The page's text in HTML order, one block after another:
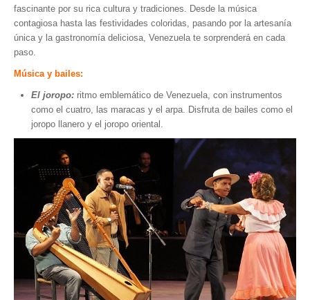
Parque Nacional Península de Paria
Parque Nacional Sierra Nevada
Parque Nacional Cinaruco-Capanaparo
Parque Nacional Parima-Tapirapeco
Parque Nacional Jaua-Sarisariñama
Ecoturismo en Venezuela
Zona Costera Venezolana
Amazonas
Barlovento
Delta Amacuro
Estado Sucre
La Colonia Tovar
La Gran Sabana
fascinante por su rica cultura y tradiciones. Desde la música
contagiosa hasta las festividades coloridas, pasando por la artesanía
única y la gastronomía deliciosa, Venezuela te sorprenderá en cada
paso.
Música y bailes:
El joropo: ritmo emblemático de Venezuela, con instrumentos
como el cuatro, las maracas y el arpa. Disfruta de bailes como el
joropo llanero y el joropo oriental.